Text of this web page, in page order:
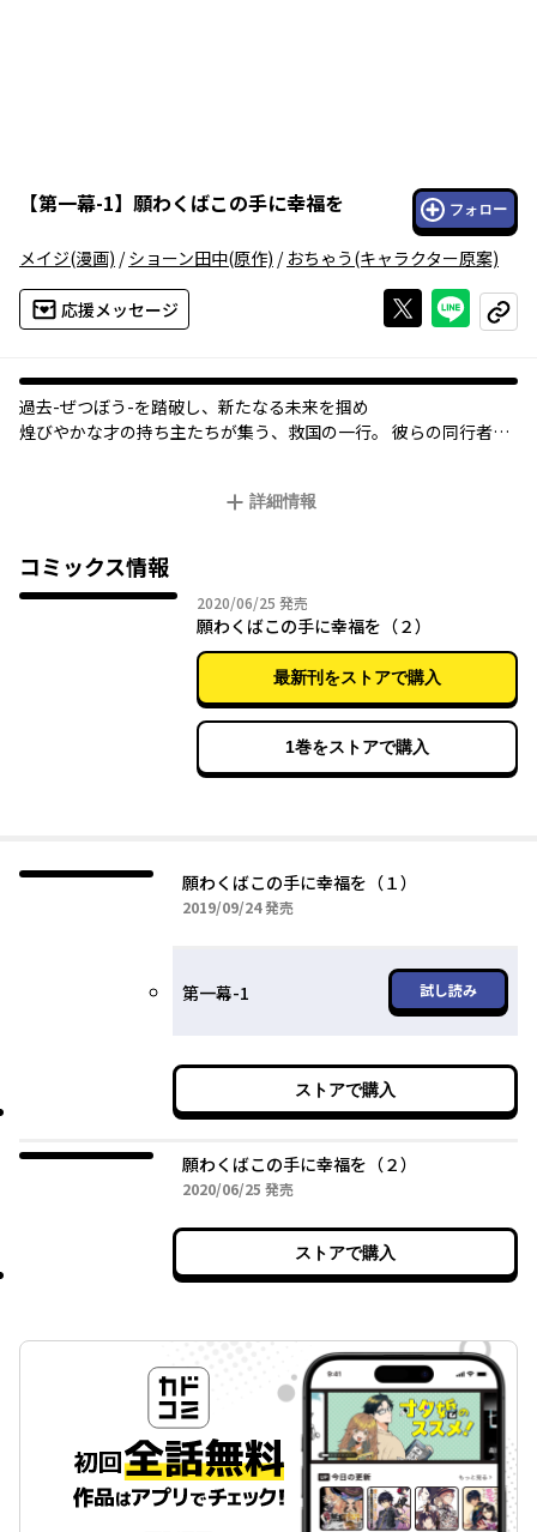
【第一幕-1】 願わくばこの手に幸福を フォロー
メイジ(漫画) /ショーン田中(原作) / おちゃう(キャラクター原案)
応援メッセージ Xで投稿する
ライン
コピー
過去-ぜつぼう-を踏破し、新たなる未来を掴め――
煌びやかな才の持ち主たちが集う、救国の一行。 彼らの同行者で
詳細情報
コミックス情報
2020/06/25 2020年06月25日
発売
願わくばこの手に幸福を（２）
最新刊をストアで購入
1巻をストアで購入
願わくばこの手に幸福を（１）
2019/09/242019年09月24日
発売
第一幕-1 試し読み
ストアで購入
願わくばこの手に幸福を（２）
2020/06/25 2020年06月25日
発売
ストアで購入